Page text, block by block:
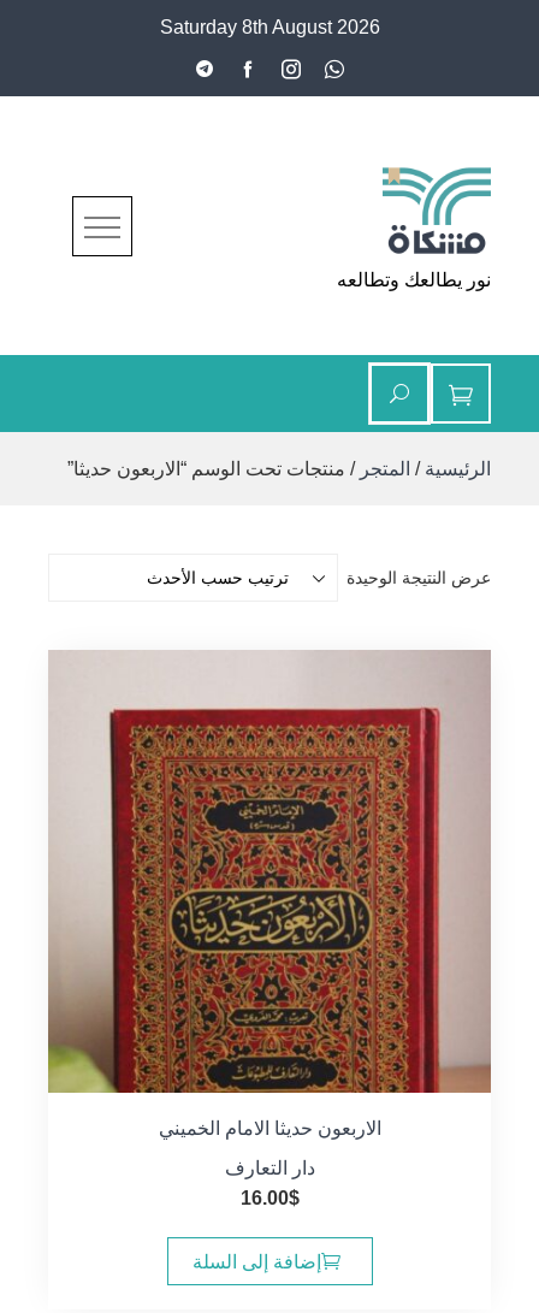
Saturday 8th August 2026
مشكاة
نور يطالعك وتطالعه
الرئيسية / المتجر / منتجات تحت الوسم “الاربعون حديثا”
عرض النتيجة الوحيدة
الاربعون حديثا الامام الخميني
دار التعارف
16.00$
إضافة إلى السلة